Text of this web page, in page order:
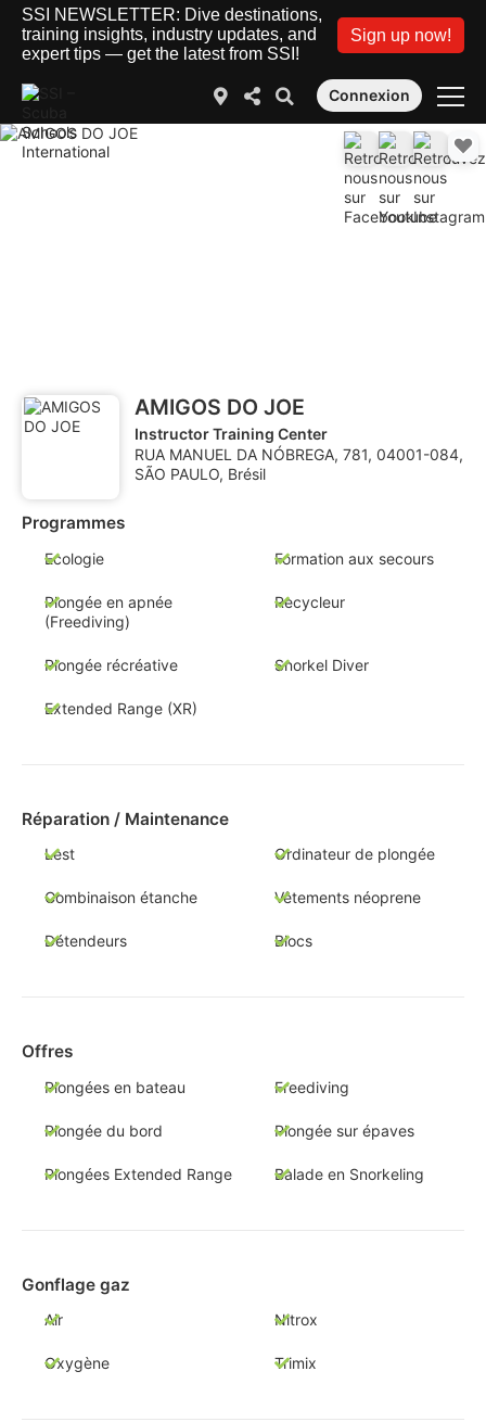
SSI NEWSLETTER: Dive destinations,
training insights, industry updates, and
expert tips — get the latest from SSI!
Sign up now!
Connexion
AMIGOS DO JOE
Instructor Training Center
RUA MANUEL DA NÓBREGA, 781, 04001-084,
SÃO PAULO, Brésil
Programmes
Ecologie Formation aux secours
Plongée en apnée
(Freediving)
Recycleur
Plongée récréative Snorkel Diver
Extended Range (XR)
Réparation / Maintenance
Lest Ordinateur de plongée
Combinaison étanche Vêtements néoprene
Détendeurs Blocs
Offres
Plongées en bateau Freediving
Plongée du bord Plongée sur épaves
Plongées Extended Range Balade en Snorkeling
Gonflage gaz
Air Nitrox
Oxygène Trimix